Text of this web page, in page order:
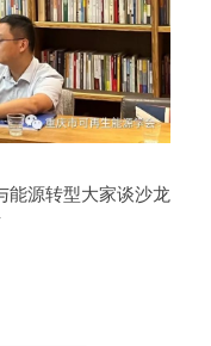
能源转型大家谈沙龙